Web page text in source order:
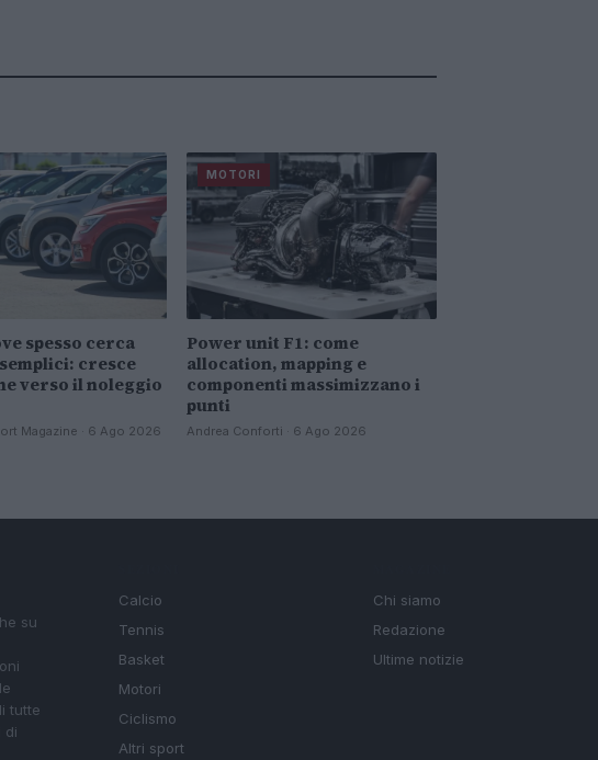
spesso cerca
cresce
verso il noleggio
Magazine · 6 Ago 2026
MOTORI
Power unit F1: come
allocation, mapping e
componenti massimizzano i
punti
Andrea Conforti · 6 Ago 2026
su
tutte
di
Calcio
Tennis
Basket
Motori
Ciclismo
Altri sport
Chi siamo
Redazione
Ultime notizie